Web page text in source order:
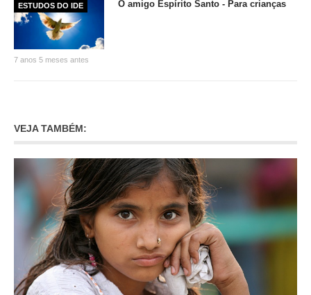
ESTUDOS DO IDE
7 anos 5 meses antes
O amigo Espírito Santo - Para crianças
VEJA TAMBÉM: